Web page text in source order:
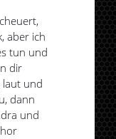
aber ich
tun und
dir
laut und
dann
und